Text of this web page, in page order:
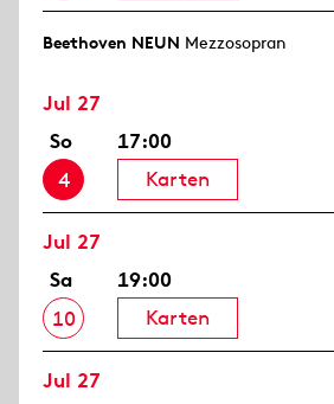
Beethoven NEUN Mezzosopran
Jul 27
So
4
17:00
Karten
Jul 27
Sa
10
19:00
Karten
Jul 27